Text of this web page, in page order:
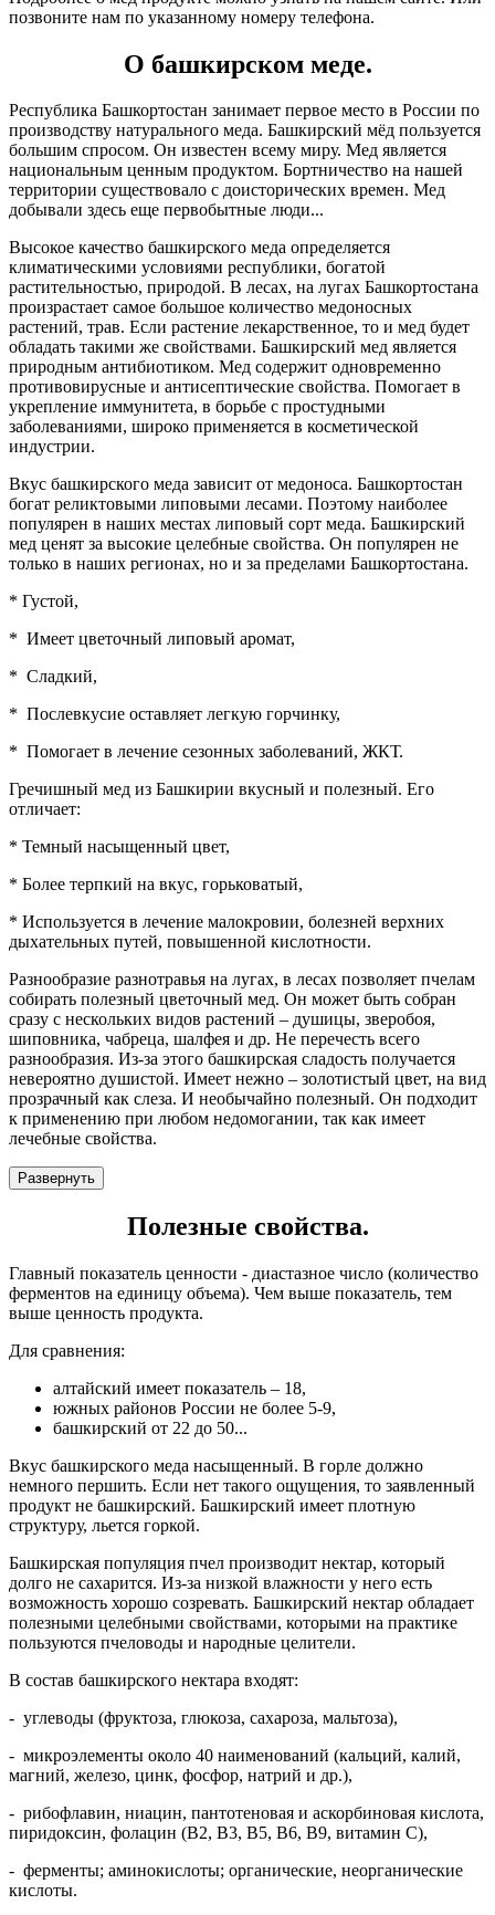
позвоните нам по указанному номеру телефона.
О башкирском меде.
Республика Башкортостан занимает первое место в России по
производству натурального меда. Башкирский мёд пользуется
большим спросом. Он известен всему миру. Мед является
национальным ценным продуктом. Бортничество на нашей
территории существовало с доисторических времен. Мед
добывали здесь еще первобытные люди...
Высокое качество башкирского меда определяется
климатическими условиями республики, богатой
растительностью, природой. В лесах, на лугах Башкортостана
произрастает самое большое количество медоносных
растений, трав. Если растение лекарственное, то и мед будет
обладать такими же свойствами. Башкирский мед является
природным антибиотиком. Мед содержит одновременно
противовирусные и антисептические свойства. Помогает в
укрепление иммунитета, в борьбе с простудными
заболеваниями, широко применяется в косметической
индустрии.
Вкус башкирского меда зависит от медоноса. Башкортостан
богат реликтовыми липовыми лесами. Поэтому наиболее
популярен в наших местах липовый сорт меда. Башкирский
мед ценят за высокие целебные свойства. Он популярен не
только в наших регионах, но и за пределами Башкортостана.
* Густой,
* Имеет цветочный липовый аромат,
* Сладкий,
* Послевкусие оставляет легкую горчинку,
* Помогает в лечение сезонных заболеваний, ЖКТ.
Гречишный мед из Башкирии вкусный и полезный. Его
отличает:
* Темный насыщенный цвет,
* Более терпкий на вкус, горьковатый,
* Используется в лечение малокровии, болезней верхних
дыхательных путей, повышенной кислотности.
Разнообразие разнотравья на лугах, в лесах позволяет пчелам
собирать полезный цветочный мед. Он может быть собран
сразу с нескольких видов растений – душицы, зверобоя,
шиповника, чабреца, шалфея и др. Не перечесть всего
разнообразия. Из-за этого башкирская сладость получается
невероятно душистой. Имеет нежно – золотистый цвет, на вид
прозрачный как слеза. И необычайно полезный. Он подходит
к применению при любом недомогании, так как имеет
лечебные свойства.
Развернуть
Полезные свойства.
Главный показатель ценности - диастазное число (количество
ферментов на единицу объема). Чем выше показатель, тем
выше ценность продукта.
Для сравнения:
алтайский имеет показатель – 18,
южных районов России не более 5-9,
башкирский от 22 до 50...
Вкус башкирского меда насыщенный. В горле должно
немного першить. Если нет такого ощущения, то заявленный
продукт не башкирский. Башкирский имеет плотную
структуру, льется горкой.
Башкирская популяция пчел производит нектар, который
долго не сахарится. Из-за низкой влажности у него есть
возможность хорошо созревать. Башкирский нектар обладает
полезными целебными свойствами, которыми на практике
пользуются пчеловоды и народные целители.
В состав башкирского нектара входят:
- углеводы (фруктоза, глюкоза, сахароза, мальтоза),
- микроэлементы около 40 наименований (кальций, калий,
магний, железо, цинк, фосфор, натрий и др.),
- рибофлавин, ниацин, пантотеновая и аскорбиновая кислота,
пиридоксин, фолацин (В2, В3, В5, В6, В9, витамин С),
- ферменты; аминокислоты; органические, неорганические
кислоты.